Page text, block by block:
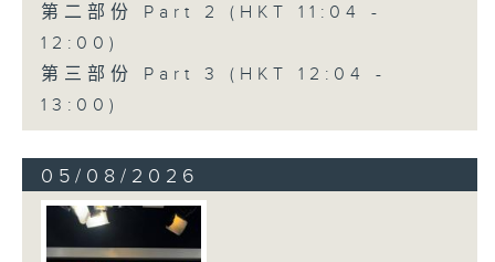
第二部份 Part 2 (HKT 11:04 -
12:00)
第三部份 Part 3 (HKT 12:04 -
13:00)
05/08/2026